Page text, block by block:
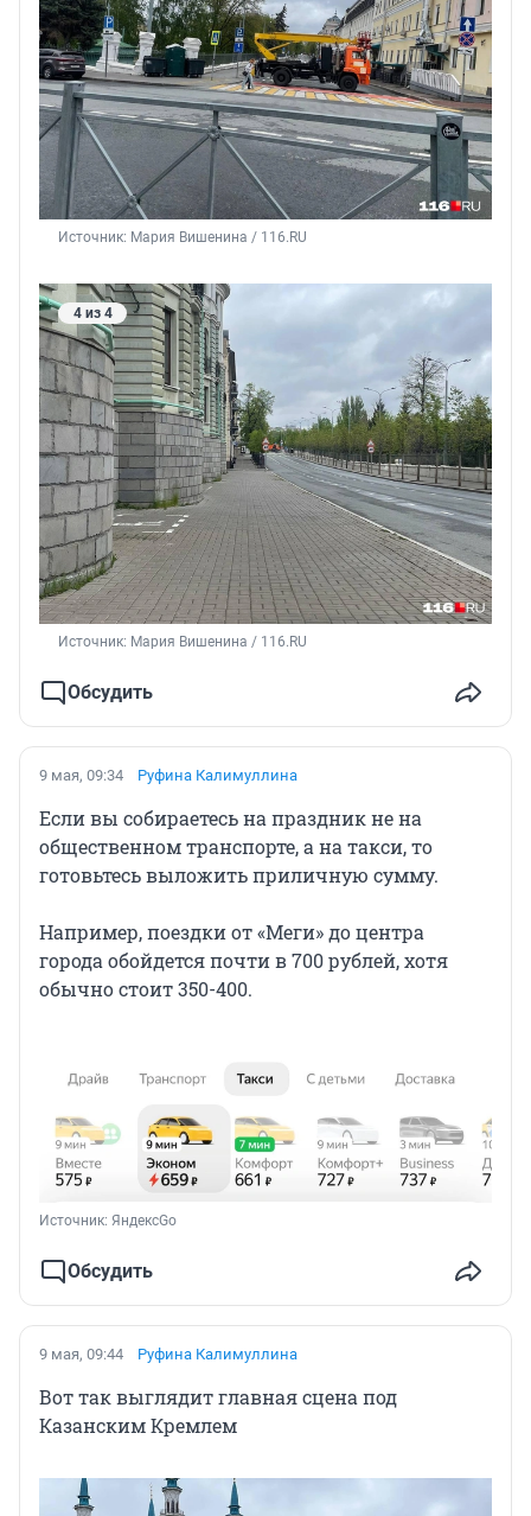
Источник: Мария Вишенина / 116.RU
4 из 4
Источник: Мария Вишенина / 116.RU
Обсудить
9 мая, 09:34 Руфина Калимуллина
Если вы собираетесь на праздник не на
общественном транспорте, а на такси, то
готовьтесь выложить приличную сумму.
Например, поездки от «Меги» до центра
города обойдется почти в 700 рублей, хотя
обычно стоит 350-400.
Источник: ЯндексGo
Обсудить
9 мая, 09:44 Руфина Калимуллина
Вот так выглядит главная сцена под
Казанским Кремлем